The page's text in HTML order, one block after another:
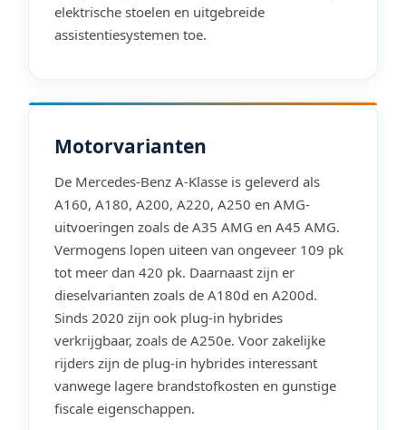
elektrische stoelen en uitgebreide
assistentiesystemen toe.
Motorvarianten
De Mercedes-Benz A-Klasse is geleverd als
A160, A180, A200, A220, A250 en AMG-
uitvoeringen zoals de A35 AMG en A45 AMG.
Vermogens lopen uiteen van ongeveer 109 pk
tot meer dan 420 pk. Daarnaast zijn er
dieselvarianten zoals de A180d en A200d.
Sinds 2020 zijn ook plug-in hybrides
verkrijgbaar, zoals de A250e. Voor zakelijke
rijders zijn de plug-in hybrides interessant
vanwege lagere brandstofkosten en gunstige
fiscale eigenschappen.